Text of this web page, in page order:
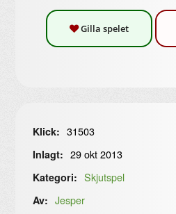
Gilla spelet
Klick: 31503
Inlagt: 29 okt 2013
Kategori: Skjutspel
Av: Jesper